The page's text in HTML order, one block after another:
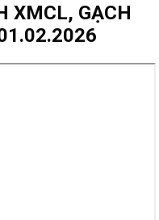
XMCL, GẠCH